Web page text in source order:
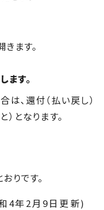
ます。
ます。
、還付（払い戻し）
となります。
りです。
4年2月9日更新)